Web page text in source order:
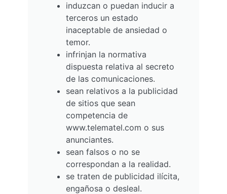
induzcan o puedan inducir a
terceros un estado
inaceptable de ansiedad o
temor.
infrinjan la normativa
dispuesta relativa al secreto
de las comunicaciones.
sean relativos a la publicidad
de sitios que sean
competencia de
www.telematel.com o sus
anunciantes.
sean falsos o no se
correspondan a la realidad.
se traten de publicidad ilícita,
engañosa o desleal.